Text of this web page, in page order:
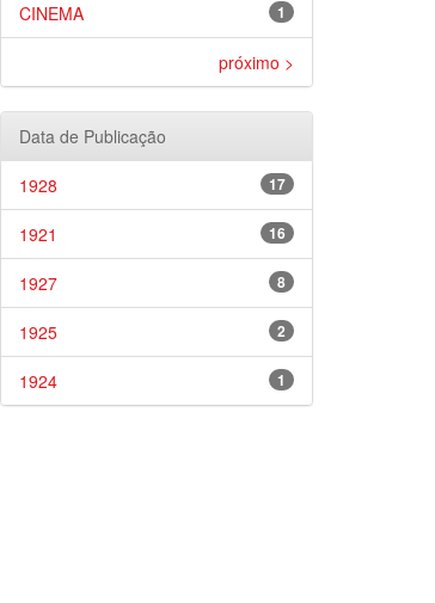
1
CINEMA
próximo >
Data de Publicação
17
1928
16
1921
8
1927
2
1925
1
1924